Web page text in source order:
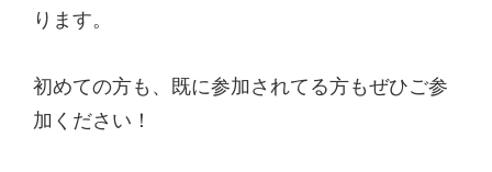
ります。
初めての方も、既に参加されてる方もぜひご参
加ください！